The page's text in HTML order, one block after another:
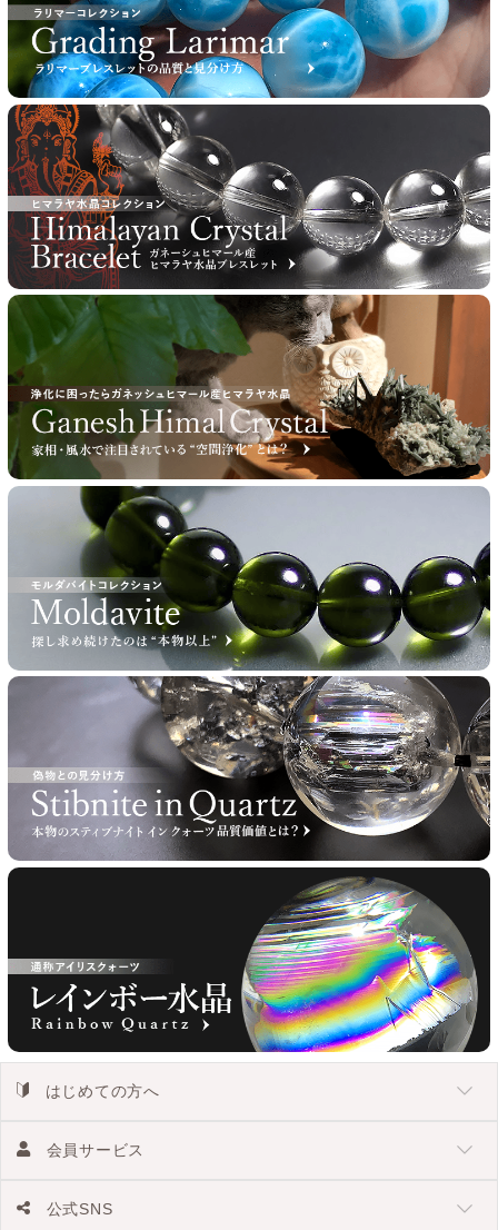
はじめての方へ
会員サービス
公式SNS